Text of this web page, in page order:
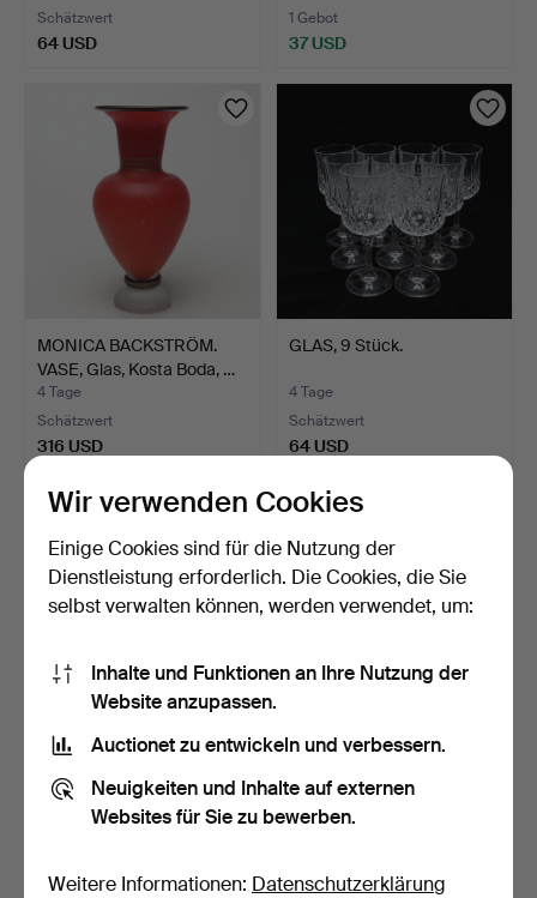
Schätzwert
64 USD
1 Gebot
37 USD
MONICA BACKSTRÖM.
VASE, Glas, Kosta Boda, …
4 Tage
Schätzwert
316 USD
GLAS, 9 Stück.
4 Tage
Schätzwert
64 USD
POKALER/HYAZINTHVASE
4 Tage
Schätzwert
GLASOBJEKTE, 3 Stk.
4 Tage
Schätzwert
Wir verwenden Cookies
Einige Cookies sind für die Nutzung der
Dienstleistung erforderlich. Die Cookies, die Sie
selbst verwalten können, werden verwendet, um:
Inhalte und Funktionen an Ihre Nutzung der
Website anzupassen.
Auctionet zu entwickeln und verbessern.
Neuigkeiten und Inhalte auf externen
Websites für Sie zu bewerben.
Weitere Informationen: Datenschutzerklärung